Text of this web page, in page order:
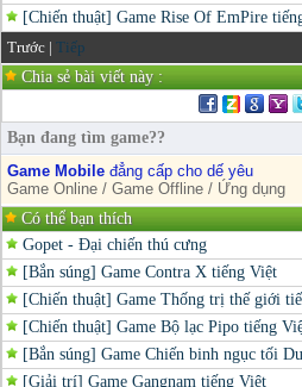
[Chiến thuật] Game Rise Of EmPire
Trước | Tiếp
Chia sẻ bài viết này :
Bạn đang tìm game??
Game Mobile đẳng cấp cho dế yêu
Game Online / Game Offline / Ứng dụng
Có thể bạn thích
Gopet - Đại chiến thú cưng
[Bắn súng] Game Contra X tiếng Việt
[Chiến thuật] Game Thống trị thế giới
[Chiến thuật] Game Bộ lạc Pipo tiếng
[Bắn súng] Game Chiến binh ngục tối
[Giải trí] Game Gangnam tiếng Việt